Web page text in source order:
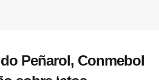
Peñarol, Conmebol